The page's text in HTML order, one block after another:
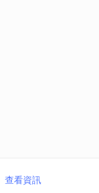
查看資訊